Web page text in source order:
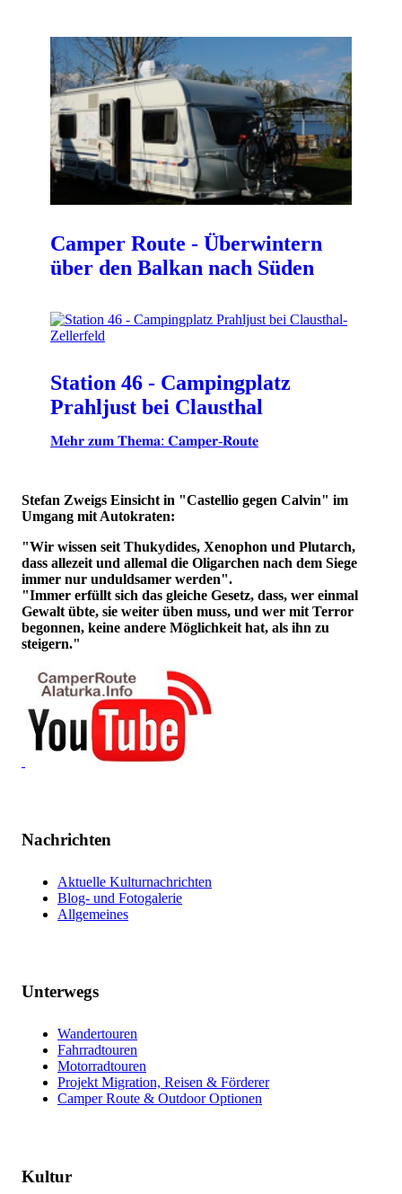
Camper Route - Überwintern
über den Balkan nach Süden
Station 46 - Campingplatz
Prahljust bei Clausthal
𝐌𝐞𝐡𝐫 𝐳𝐮𝐦 𝐓𝐡𝐞𝐦𝐚: 𝐂𝐚𝐦𝐩𝐞𝐫-𝐑𝐨𝐮𝐭𝐞
Stefan Zweigs Einsicht in "Castellio gegen Calvin" im
Umgang mit Autokraten:
"Wir wissen seit Thukydides, Xenophon und Plutarch,
dass allezeit und allemal die Oligarchen nach dem Siege
immer nur unduldsamer werden".
"Immer erfüllt sich das gleiche Gesetz, dass, wer einmal
Gewalt übte, sie weiter üben muss, und wer mit Terror
begonnen, keine andere Möglichkeit hat, als ihn zu
steigern."
Nachrichten
Aktuelle Kulturnachrichten
Blog- und Fotogalerie
Allgemeines
Unterwegs
Wandertouren
Fahrradtouren
Motorradtouren
Projekt Migration, Reisen & Förderer
Camper Route & Outdoor Optionen
Kultur